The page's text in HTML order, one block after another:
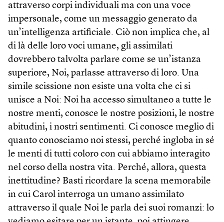
attraverso corpi individuali ma con una voce
impersonale, come un messaggio generato da
un’intelligenza artificiale. Ciò non implica che, al
di là delle loro voci umane, gli assimilati
dovrebbero talvolta parlare come se un’istanza
superiore, Noi, parlasse attraverso di loro. Una
simile scissione non esiste una volta che ci si
unisce a Noi: Noi ha accesso simultaneo a tutte le
nostre menti, conosce le nostre posizioni, le nostre
abitudini, i nostri sentimenti. Ci conosce meglio di
quanto conosciamo noi stessi, perché ingloba in sé
le menti di tutti coloro con cui abbiamo interagito
nel corso della nostra vita. Perché, allora, questa
inettitudine? Basti ricordare la scena memorabile
in cui Carol interroga un umano assimilato
attraverso il quale Noi le parla dei suoi romanzi: lo